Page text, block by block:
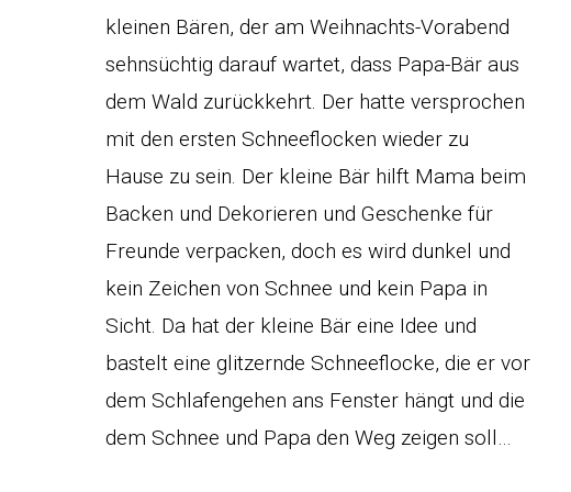
kleinen Bären, der am Weihnachts-Vorabend
sehnsüchtig darauf wartet, dass Papa-Bär aus
dem Wald zurückkehrt. Der hatte versprochen
mit den ersten Schneeflocken wieder zu
Hause zu sein. Der kleine Bär hilft Mama beim
Backen und Dekorieren und Geschenke für
Freunde verpacken, doch es wird dunkel und
kein Zeichen von Schnee und kein Papa in
Sicht. Da hat der kleine Bär eine Idee und
bastelt eine glitzernde Schneeflocke, die er vor
dem Schlafengehen ans Fenster hängt und die
dem Schnee und Papa den Weg zeigen soll…